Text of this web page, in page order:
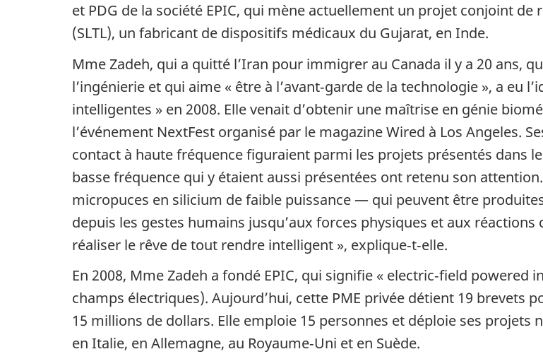
et PDG de la société EPIC, qui mène actuellement un projet conjoint de
(SLTL), un fabricant de dispositifs médicaux du Gujarat, en Inde.
Mme Zadeh, qui a quitté l’Iran pour immigrer au Canada il y a 20 ans,
l’ingénierie et qui aime « être à l’avant‑garde de la technologie », a eu
intelligentes » en 2008. Elle venait d’obtenir une maîtrise en génie
l’événement NextFest organisé par le magazine Wired à Los Angeles.
contact à haute fréquence figuraient parmi les projets présentés dans
basse fréquence qui y étaient aussi présentées ont retenu son
micropuces en silicium de faible puissance — qui peuvent être
depuis les gestes humains jusqu’aux forces physiques et aux
réaliser le rêve de tout rendre intelligent », explique‑t‑elle.
En 2008, Mme Zadeh a fondé EPIC, qui signifie « electric‑field
champs électriques). Aujourd’hui, cette PME privée détient 19 brevets
15 millions de dollars. Elle emploie 15 personnes et déploie ses projets
en Italie, en Allemagne, au Royaume‑Uni et en Suède.